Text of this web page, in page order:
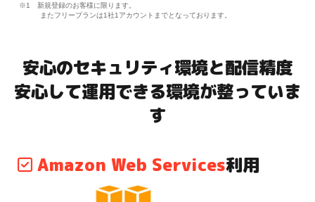
※1 新規登録のお客様に限ります。
またフリープランは1社1アカウントまでとなっております。
安心のセキュリティ環境と配信精度
安心して運用できる環境が整っていま
す
Amazon Web Services利用